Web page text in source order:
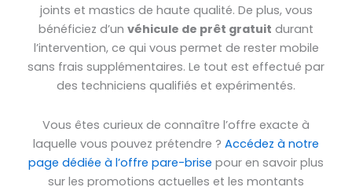
joints et mastics de haute qualité. De plus, vous
bénéficiez d’un véhicule de prêt gratuit durant
l’intervention, ce qui vous permet de rester mobile
sans frais supplémentaires. Le tout est effectué par
des techniciens qualifiés et expérimentés.
Vous êtes curieux de connaître l’offre exacte à
laquelle vous pouvez prétendre ? Accédez à notre
page dédiée à l’offre pare-brise pour en savoir plus
sur les promotions actuelles et les montants